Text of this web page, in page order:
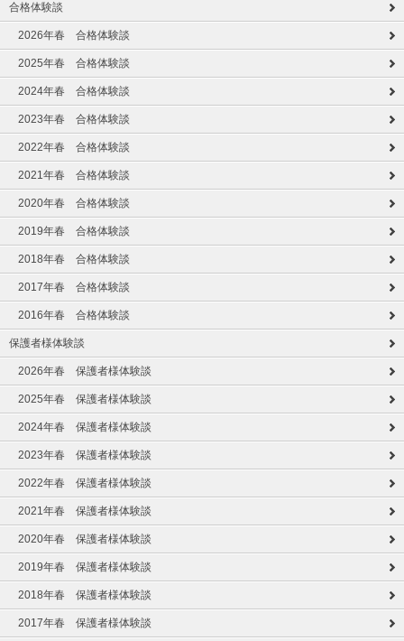
合格体験談
2026年春 合格体験談
2025年春 合格体験談
2024年春 合格体験談
2023年春 合格体験談
2022年春 合格体験談
2021年春 合格体験談
2020年春 合格体験談
2019年春 合格体験談
2018年春 合格体験談
2017年春 合格体験談
2016年春 合格体験談
保護者様体験談
2026年春 保護者様体験談
2025年春 保護者様体験談
2024年春 保護者様体験談
2023年春 保護者様体験談
2022年春 保護者様体験談
2021年春 保護者様体験談
2020年春 保護者様体験談
2019年春 保護者様体験談
2018年春 保護者様体験談
2017年春 保護者様体験談